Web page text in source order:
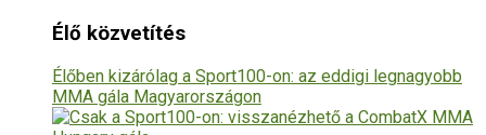
Élő közvetítés
Élőben kizárólag a Sport100-on: az eddigi legnagyobb
MMA gála Magyarországon